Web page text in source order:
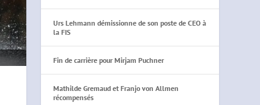
Urs Lehmann démissionne de son poste de CEO à
la FIS
Fin de carrière pour Mirjam Puchner
Mathilde Gremaud et Franjo von Allmen
récompensés